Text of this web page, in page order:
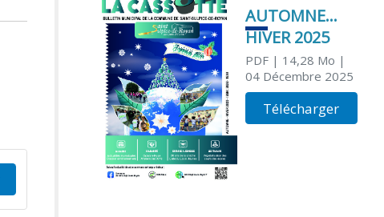
AUTOMNE
HIVER 2025
PDF| 14,28 Mo |
04 Décembre 2025
Télécharger